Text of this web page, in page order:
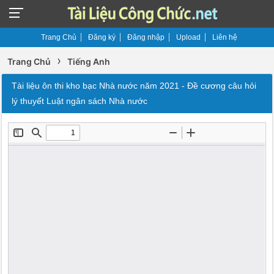
Trang Chủ Đăng ký Đăng nhập Upload Liên hệ
Trang Chủ › Tiếng Anh
Tài liệu ôn thi kho bạc Nhà nước năm 2021 - Đề cương câu hỏi
lý thuyết Luật ngân sách Nhà nước